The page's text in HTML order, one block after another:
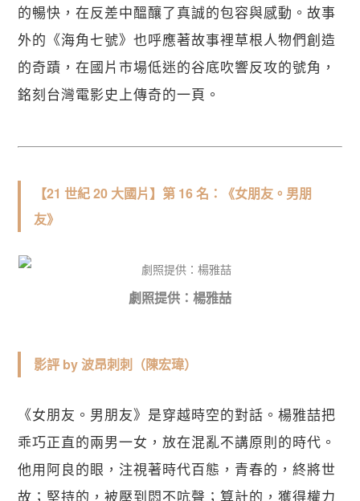
的暢快，在反差中醞釀了真誠的包容與感動。故事
外的《海角七號》也呼應著故事裡草根人物們創造
的奇蹟，在國片市場低迷的谷底吹響反攻的號角，
銘刻台灣電影史上傳奇的一頁。
【21 世紀 20 大國片】第 16 名：《女朋友。男朋
友》
劇照提供：楊雅喆
影評 by 波昂刺刺（陳宏瑋）
《女朋友。男朋友》是穿越時空的對話。楊雅喆把
乖巧正直的兩男一女，放在混亂不講原則的時代。
他用阿良的眼，注視著時代百態，青春的，終將世
故；堅持的，被壓到悶不吭聲；算計的，獲得權力